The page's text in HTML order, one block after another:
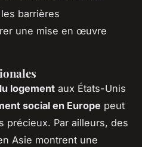
barrières
une mise en œuvre
logement aux États-Unis
social en Europe peut
précieux. Par ailleurs, des
Asie montrent une